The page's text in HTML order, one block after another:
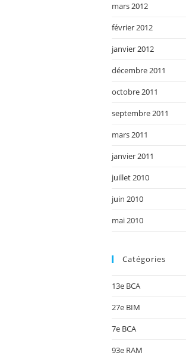
mars 2012
février 2012
janvier 2012
décembre 2011
octobre 2011
septembre 2011
mars 2011
janvier 2011
juillet 2010
juin 2010
mai 2010
Catégories
13e BCA
27e BIM
7e BCA
93e RAM